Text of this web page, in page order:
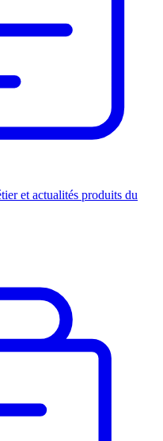
et actualités produits du